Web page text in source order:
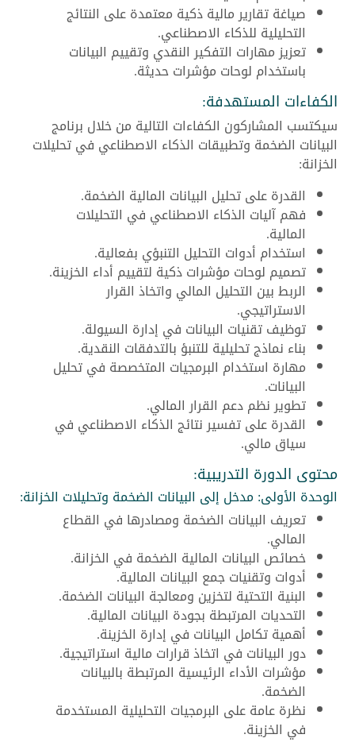
صياغة تقارير مالية ذكية معتمدة على النتائج
التحليلية للذكاء الاصطناعي.
تعزيز مهارات التفكير النقدي وتقييم البيانات
باستخدام لوحات مؤشرات حديثة.
الكفاءات المستهدفة:
سيكتسب المشاركون الكفاءات التالية من خلال برنامج
البيانات الضخمة وتطبيقات الذكاء الاصطناعي في تحليلات
الخزانة:
القدرة على تحليل البيانات المالية الضخمة.
فهم آليات الذكاء الاصطناعي في التحليلات
المالية.
استخدام أدوات التحليل التنبؤي بفعالية.
تصميم لوحات مؤشرات ذكية لتقييم أداء الخزينة.
الربط بين التحليل المالي واتخاذ القرار
الاستراتيجي.
توظيف تقنيات البيانات في إدارة السيولة.
بناء نماذج تحليلية للتنبؤ بالتدفقات النقدية.
مهارة استخدام البرمجيات المتخصصة في تحليل
البيانات.
تطوير نظم دعم القرار المالي.
القدرة على تفسير نتائج الذكاء الاصطناعي في
سياق مالي.
محتوى الدورة التدريبية:
الوحدة الأولى: مدخل إلى البيانات الضخمة وتحليلات الخزانة:
تعريف البيانات الضخمة ومصادرها في القطاع
المالي.
خصائص البيانات المالية الضخمة في الخزانة.
أدوات وتقنيات جمع البيانات المالية.
البنية التحتية لتخزين ومعالجة البيانات الضخمة.
التحديات المرتبطة بجودة البيانات المالية.
أهمية تكامل البيانات في إدارة الخزينة.
دور البيانات في اتخاذ قرارات مالية استراتيجية.
مؤشرات الأداء الرئيسية المرتبطة بالبيانات
الضخمة.
نظرة عامة على البرمجيات التحليلية المستخدمة
في الخزينة.